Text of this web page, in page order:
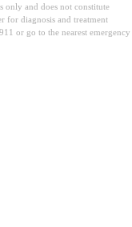
only and does not constitute
for diagnosis and treatment
or go to the nearest emergency